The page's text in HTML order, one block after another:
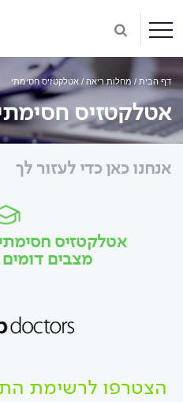
דף הבית מחלות ריאה אטלקטזיס חסימתי
אטלקטזיס
אנחנו כאן כדי לעזור לך
אטלקטזיס
מצבים
הצטרפו לרשימת